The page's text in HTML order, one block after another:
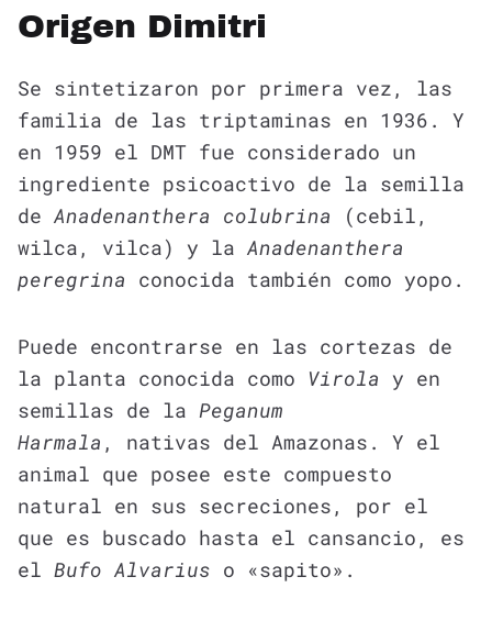
Origen Dimitri
Se sintetizaron por primera vez, las
familia de las triptaminas en 1936. Y
en 1959 el DMT fue considerado un
ingrediente psicoactivo de la semilla
de Anadenanthera colubrina (cebil,
wilca, vilca) y la Anadenanthera
peregrina conocida también como yopo.
Puede encontrarse en las cortezas de
la planta conocida como Virola y en
semillas de la Peganum
Harmala , nativas del Amazonas. Y el
animal que posee este compuesto
natural en sus secreciones, por el
que es buscado hasta el cansancio, es
el Bufo Alvarius o «sapito».